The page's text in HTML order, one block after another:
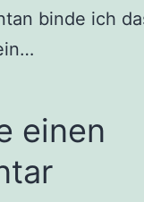
binde ich
einen